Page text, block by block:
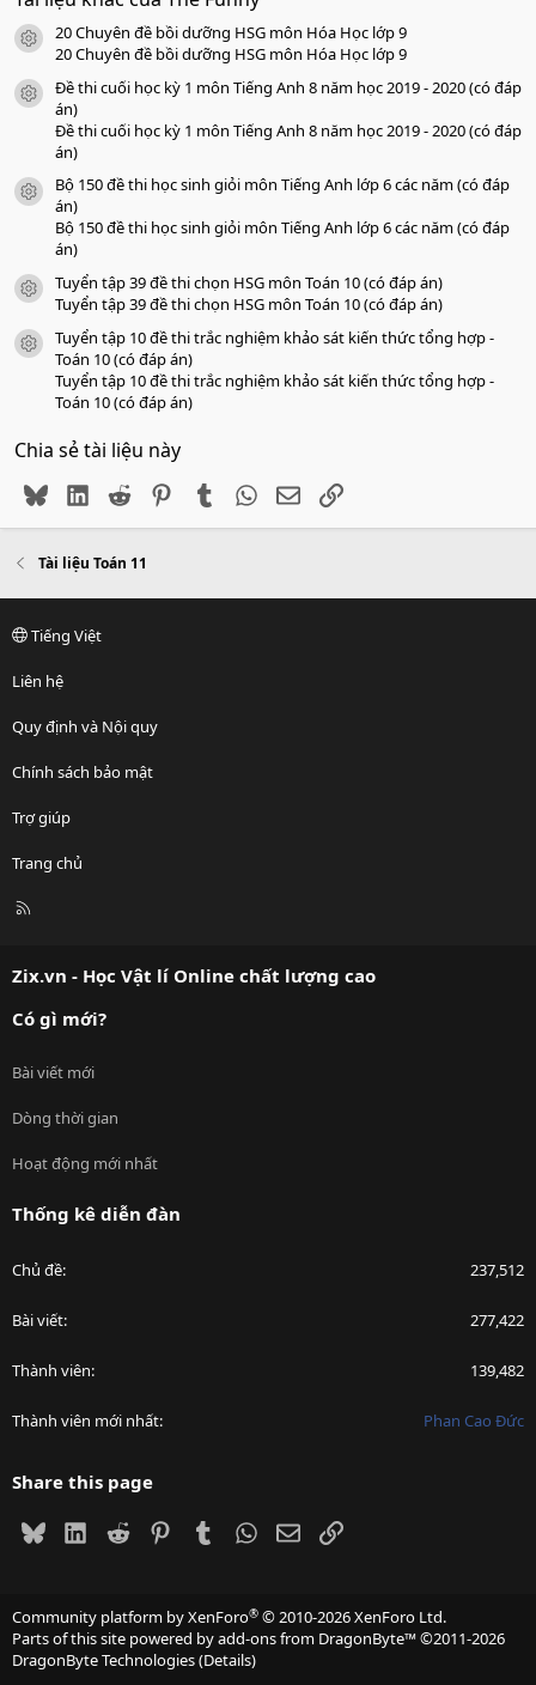
s
a
o
icon tài liệu
20 Chuyên đề bồi dưỡng HSG môn Hóa Học lớp 9
20 Chuyên đề bồi dưỡng HSG môn Hóa Học lớp 9
icon tài liệu
Đề thi cuối học kỳ 1 môn Tiếng Anh 8 năm học 2019 - 2020 (có đáp
án)
Đề thi cuối học kỳ 1 môn Tiếng Anh 8 năm học 2019 - 2020 (có đáp
án)
icon tài liệu
Bộ 150 đề thi học sinh giỏi môn Tiếng Anh lớp 6 các năm (có đáp
án)
Bộ 150 đề thi học sinh giỏi môn Tiếng Anh lớp 6 các năm (có đáp
án)
icon tài liệu
Tuyển tập 39 đề thi chọn HSG môn Toán 10 (có đáp án)
Tuyển tập 39 đề thi chọn HSG môn Toán 10 (có đáp án)
icon tài liệu
Tuyển tập 10 đề thi trắc nghiệm khảo sát kiến thức tổng hợp -
Toán 10 (có đáp án)
Tuyển tập 10 đề thi trắc nghiệm khảo sát kiến thức tổng hợp -
Toán 10 (có đáp án)
Chia sẻ tài liệu này
BlueskyLinkedIn
Reddit PinterestTumblr WhatsApp
EmailLink
Tài liệu Toán 11
Tiếng Việt
Liên hệ
Quy định và Nội quy
Chính sách bảo mật
Trợ giúp
Trang chủ
R
Zix.vn - Học Vật lí Online chất lượng cao
Có gì mới?
Bài viết mới
Dòng thời gian
Hoạt động mới nhất
Thống kê diễn đàn
Chủ đề 237,512
Bài viết 277,422
Thành viên 139,482
Thành viên mới nhất Phan Cao Đức
Share this page
BlueskyLinkedIn
Reddit PinterestTumblrWhatsApp
EmailLink
Community platform by XenForo® © 2010-2026 XenForo Ltd.
Parts of this site powered byadd-ons from DragonByte™©2011-2026
DragonByte Technologies(Details)